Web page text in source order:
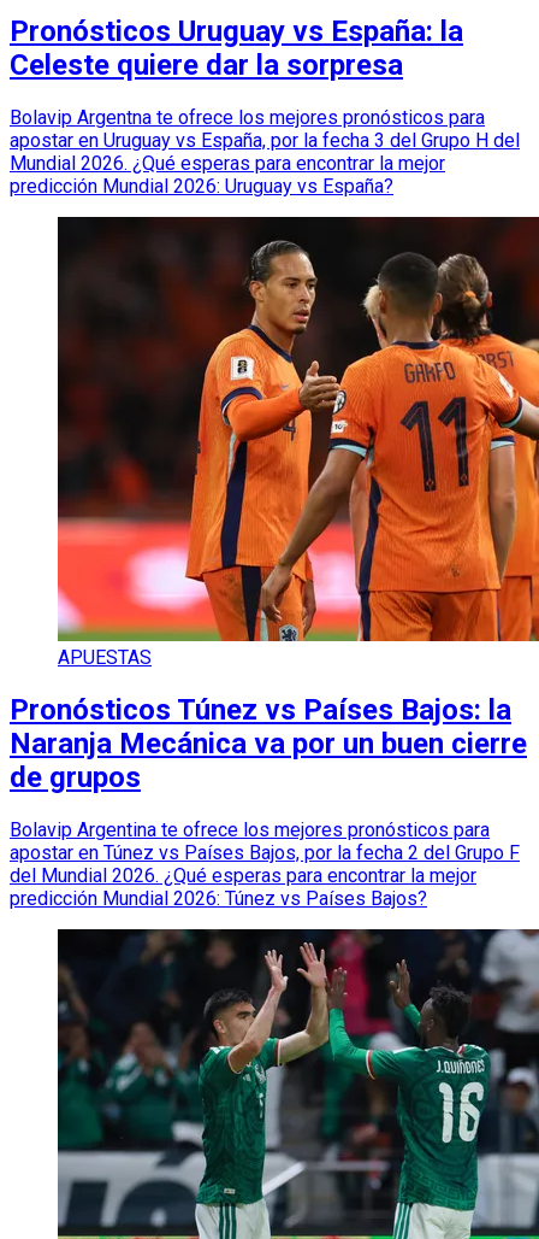
Pronósticos Uruguay vs España: la
Celeste quiere dar la sorpresa
Bolavip Argentna te ofrece los mejores pronósticos para
apostar en Uruguay vs España, por la fecha 3 del Grupo H del
Mundial 2026. ¿Qué esperas para encontrar la mejor
predicción Mundial 2026: Uruguay vs España?
APUESTAS
Pronósticos Túnez vs Países Bajos: la
Naranja Mecánica va por un buen cierre
de grupos
Bolavip Argentina te ofrece los mejores pronósticos para
apostar en Túnez vs Países Bajos, por la fecha 2 del Grupo F
del Mundial 2026. ¿Qué esperas para encontrar la mejor
predicción Mundial 2026: Túnez vs Países Bajos?